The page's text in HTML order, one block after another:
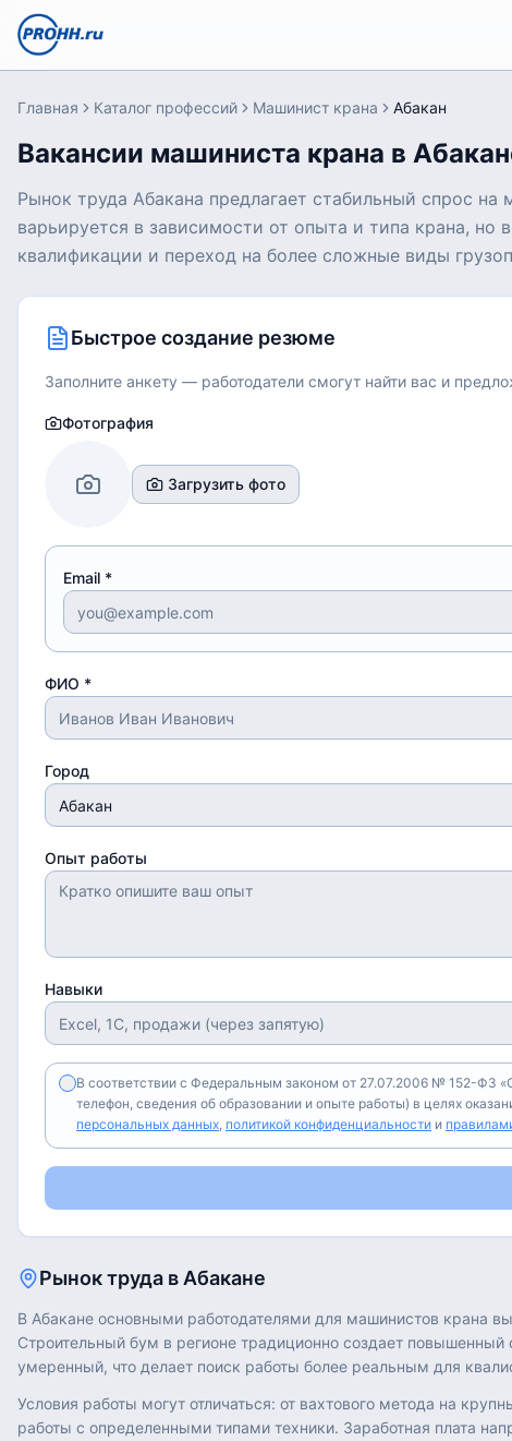
Главная Каталог профессий Машинист крана Абакан
Вакансии машиниста крана в
Рынок труда Абакана предлагает стабильный спрос
варьируется в зависимости от опыта и типа крана,
квалификации и переход на более сложные виды
Быстрое создание резюме
Заполните анкету — работодатели смогут найти вас и
Фотография
Загрузить фото
Email *
ФИО *
Город
Опыт работы
Навыки
В соответствии с Федеральным законом от 27.07.2006 № 152-ФЗ
телефон, сведения об образовании и опыте работы) в целях
персональных данных, политикой конфиденциальности и
Рынок труда в Абакане
В Абакане основными работодателями для машинистов крана
Строительный бум в регионе традиционно создает
умеренный, что делает поиск работы более реальным для
Условия работы могут отличаться: от вахтового метода на
работы с определенными типами техники. Заработная плата